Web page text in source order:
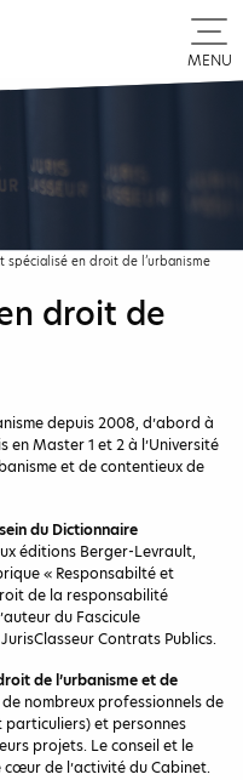
MENU
spécialisé en droit de l’urbanisme
droit de
depuis 2008, d’abord à
en Master 1 et 2 à l’Université
et de contentieux de
du Dictionnaire
éditions Berger-Levrault,
« Responsabilté et
de la responsabilité
du Fascicule
Contrats Publics.
de l’urbanisme et de
nombreux professionnels de
particuliers) et personnes
projets. Le conseil et le
de l’activité du Cabinet.